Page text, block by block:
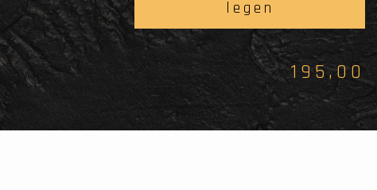
legen
195,00